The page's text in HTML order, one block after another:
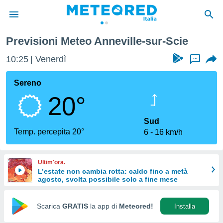
di
per
le
di
Web
Previsioni Meteo Anneville-sur-Scie
10:25 Venerdì ...
Sereno
20°
Temp. percepita 20°
Sud
6
16 km/h
Ultim'ora.
L’estate non cambia rotta: caldo fino a metà
agosto, svolta possibile solo a fine mese
Scarica GRATIS la app di Meteored! Installa